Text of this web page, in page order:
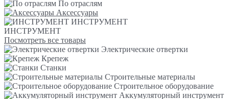
По отраслям
Аксессуары
ИНСТРУМЕНТ
ИНСТРУМЕНТ
Посмотреть все товары
Электрические отвертки
Крепеж
Станки
Строительные материалы
Строительное оборудование
Аккумуляторный инструмент